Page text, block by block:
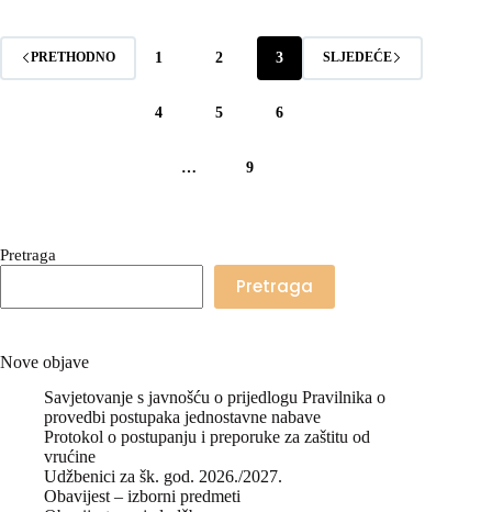
PRETHODNO 1 2 3
4 5 6
… 9
SLJEDEĆE
Pretraga
Pretraga
Nove objave
Savjetovanje s javnošću o prijedlogu Pravilnika o
provedbi postupaka jednostavne nabave
Protokol o postupanju i preporuke za zaštitu od
vrućine
Udžbenici za šk. god. 2026./2027.
Obavijest – izborni predmeti